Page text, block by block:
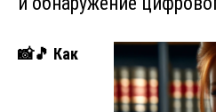
📸🎵 Как